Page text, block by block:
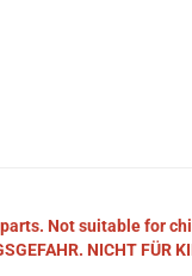
parts. Not suitable for
NICHT FÜR